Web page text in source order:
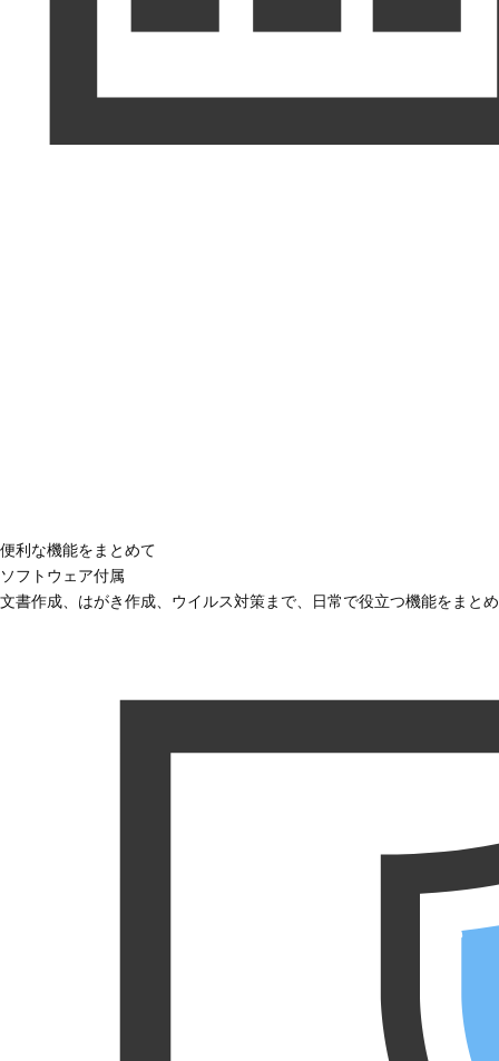
便利な機能をまとめて
ソフトウェア付属
文書作成、はがき作成、ウイルス対策まで、日常で役立つ機能をまと